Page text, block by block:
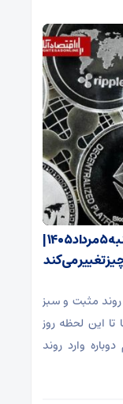
قیمت تتر، بیت‌کوین و اتریوم امروز دوشنبه ۵ مرداد ۱۴۰۵ |
تغییر می‌کند
روند مثبت و سبز
تا این لحظه روز
وارد روند